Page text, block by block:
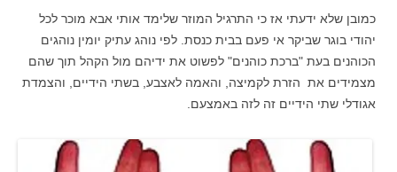
כמובן שלא ידעתי אז כי התרגיל המוזר שלימד אותי אבא מוכר לכל
יהודי בוגר שביקר אי פעם בבית כנסת. לפי נוהג עתיק יומין נוהגים
הכוהנים בעת "ברכת כוהנים" לפשוט את ידיהם מול הקהל תוך שהם
מצמידים את הזרת לקמיצה, והאמה לאצבע, בשתי הידיים, והצמדת
אגודלי שתי הידיים זה לזה באמצעם.